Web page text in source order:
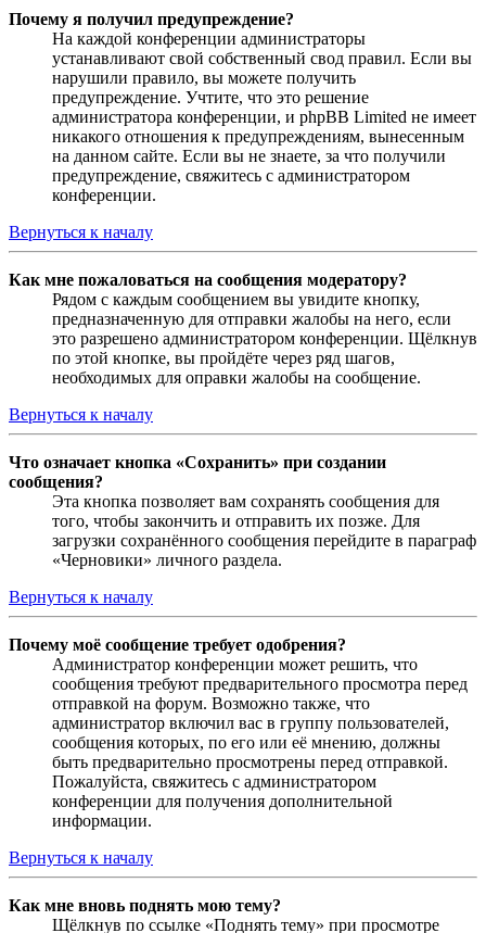
Почему я получил предупреждение?
На каждой конференции администраторы
устанавливают свой собственный свод правил. Если вы
нарушили правило, вы можете получить
предупреждение. Учтите, что это решение
администратора конференции, и phpBB Limited не имеет
никакого отношения к предупреждениям, вынесенным
на данном сайте. Если вы не знаете, за что получили
предупреждение, свяжитесь с администратором
конференции.
Вернуться к началу
Как мне пожаловаться на сообщения модератору?
Рядом с каждым сообщением вы увидите кнопку,
предназначенную для отправки жалобы на него, если
это разрешено администратором конференции. Щёлкнув
по этой кнопке, вы пройдёте через ряд шагов,
необходимых для оправки жалобы на сообщение.
Вернуться к началу
Что означает кнопка «Сохранить» при создании
сообщения?
Эта кнопка позволяет вам сохранять сообщения для
того, чтобы закончить и отправить их позже. Для
загрузки сохранённого сообщения перейдите в параграф
«Черновики» личного раздела.
Вернуться к началу
Почему моё сообщение требует одобрения?
Администратор конференции может решить, что
сообщения требуют предварительного просмотра перед
отправкой на форум. Возможно также, что
администратор включил вас в группу пользователей,
сообщения которых, по его или её мнению, должны
быть предварительно просмотрены перед отправкой.
Пожалуйста, свяжитесь с администратором
конференции для получения дополнительной
информации.
Вернуться к началу
Как мне вновь поднять мою тему?
Щёлкнув по ссылке «Поднять тему» при просмотре